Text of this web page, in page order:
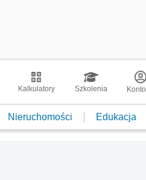
Kalkulatory Szkolenia Konto
Nieruchomości Edukacja